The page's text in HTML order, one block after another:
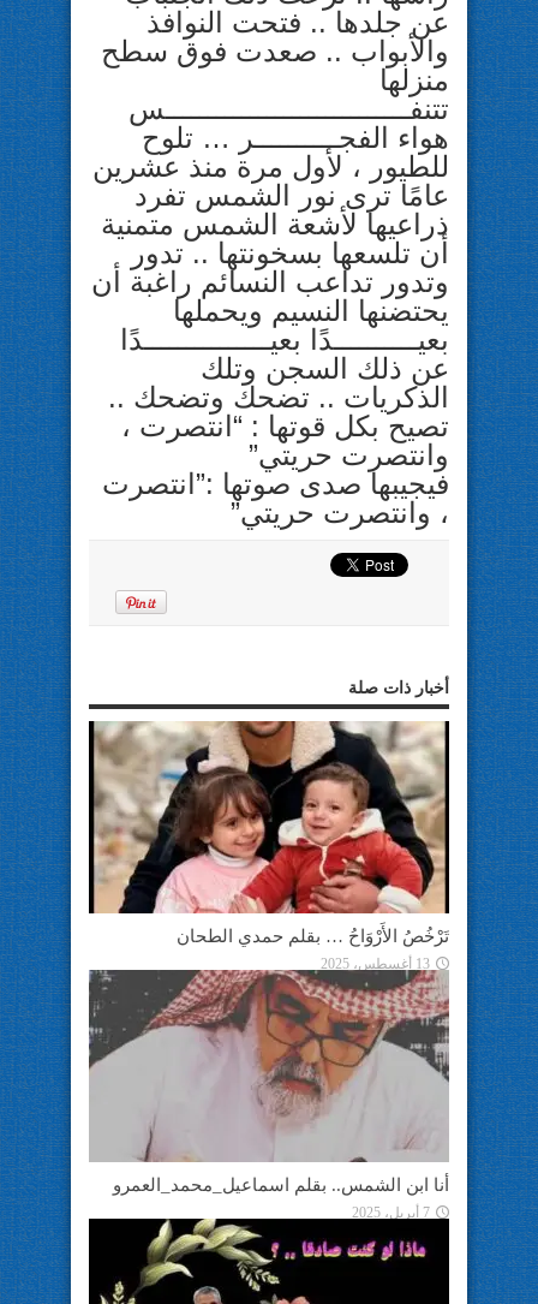
عن جلدها .. فتحت النوافذ
والأبواب .. صعدت فوق سطح
منزلها
تتنفـــــــــــــــــــــــــــــس
هواء الفجــــــــــر … تلوح
للطيور ، لأول مرة منذ عشرين
عامًا ترى نور الشمس تفرد
ذراعيها لأشعة الشمس متمنية
أن تلسعها بسخونتها .. تدور
وتدور تداعب النسائم راغبة أن
يحتضنها النسيم ويحملها
بعيــــــــــدًا بعيـــــــــــــــدًا
عن ذلك السجن وتلك
الذكريات .. تضحك وتضحك ..
تصيح بكل قوتها : “انتصرت ،
وانتصرت حريتي”
فيجيبها صدى صوتها :”انتصرت
، وانتصرت حريتي”
أخبار ذات صلة
تَرْخُصُ الأَرْوَاحُ … بقلم حمدي الطحان
13 أغسطس، 2025
أنا ابن الشمس.. بقلم اسماعيل_محمد_العمرو
7 أبريل، 2025